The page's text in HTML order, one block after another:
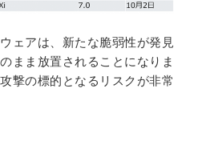
guide/en-US/advisory/CVE-
guide/en-US/advisory/CVE-
ェアは、新たな脆弱性が発見
まま放置されることになりま
撃の標的となるリスクが非常